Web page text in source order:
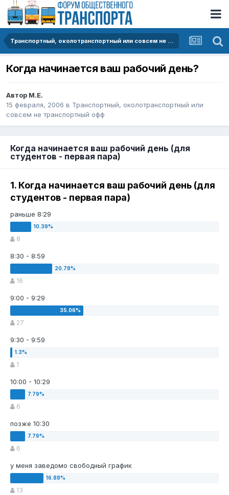
Транспортный, околотранспортный или совсем не транспортный офф
Когда начинается ваш рабочий день?
Автор М.Е.
15 февраля, 2006 в Транспортный, околотранспортный или
совсем не транспортный офф
Когда начинается ваш рабочий день (для
студентов - первая пара)
1. Когда начинается ваш рабочий день (для
студентов - первая пара)
раньше 8:29
8
8:30 - 8:59
16
9:00 - 9:29
27
9:30 - 9:59
1
10:00 - 10:29
6
позже 10:30
6
у меня заведомо свободный график
13